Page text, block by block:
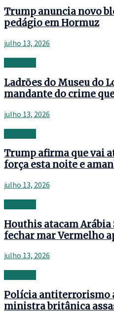
Trump anuncia novo
pedágio em Hormuz
julho 13, 2026
Ladrões do Museu do
mandante do crime
julho 13, 2026
Trump afirma que vai
força esta noite e
julho 13, 2026
Houthis atacam Arábia
fechar mar Vermelho
julho 13, 2026
Polícia antiterrorismo
ministra britânica